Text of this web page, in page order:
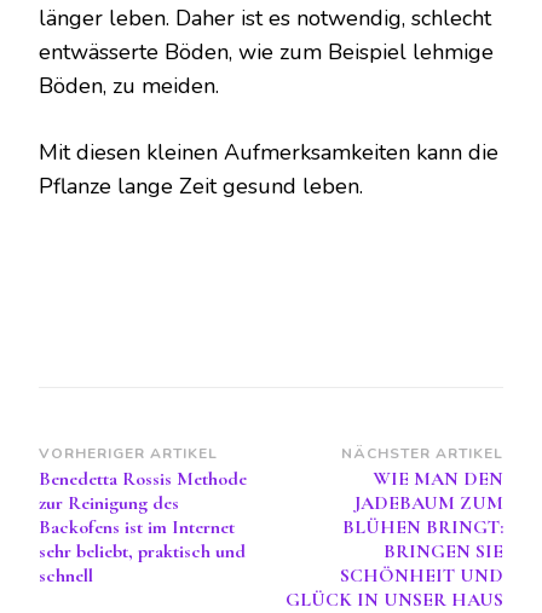
länger leben. Daher ist es notwendig, schlecht
entwässerte Böden, wie zum Beispiel lehmige
Böden, zu meiden.
Mit diesen kleinen Aufmerksamkeiten kann die
Pflanze lange Zeit gesund leben.
Beitragsnavigation
VORHERIGER ARTIKEL
Benedetta Rossis Methode
zur Reinigung des
Backofens ist im Internet
sehr beliebt, praktisch und
schnell
NÄCHSTER ARTIKEL
WIE MAN DEN
JADEBAUM ZUM
BLÜHEN BRINGT:
BRINGEN SIE
SCHÖNHEIT UND
GLÜCK IN UNSER HAUS